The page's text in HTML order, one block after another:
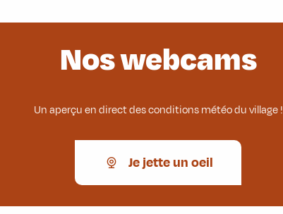
Nos webcams
Un aperçu en direct des conditions météo du village !
Je jette un oeil